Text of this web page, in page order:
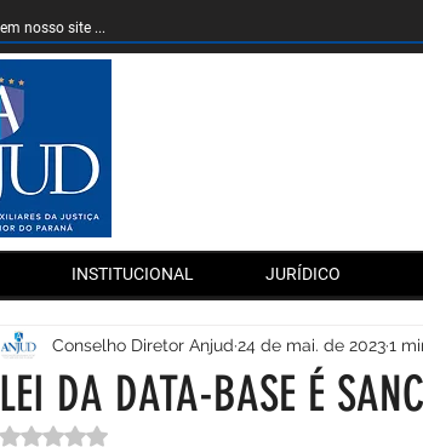
INSTITUCIONAL JURÍDICO
LEI DA DATA-BASE É
Conselho Diretor Anjud 24 de mai. de 20231
Avaliado com NaN de 5 estrelas.